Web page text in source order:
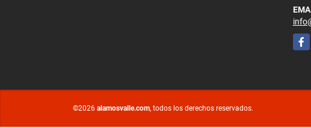
©2026 alamosvalle.com, todos los derechos reservados.